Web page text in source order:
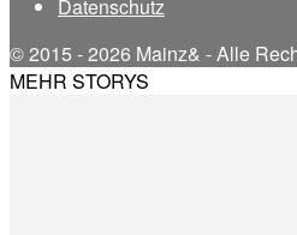
Datenschutz
© 2015 - 2026 Mainz& - Alle
MEHR STORYS